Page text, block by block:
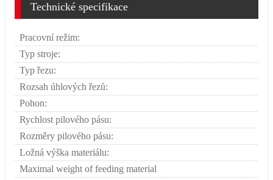
Technické specifikace
Pracovní režim:
Typ stroje:
Typ řezu:
Rozsah úhlových řezů:
Pohon:
Rychlost pilového pásu:
Rozměry pilového pásu:
Ložná výška materiálu:
Maximal weight of feeding material